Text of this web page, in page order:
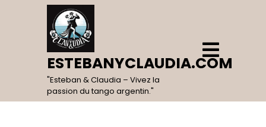
ESTEBANYCLAUDIA.COM
"Esteban & Claudia – Vivez la
passion du tango argentin."
Open
Menu